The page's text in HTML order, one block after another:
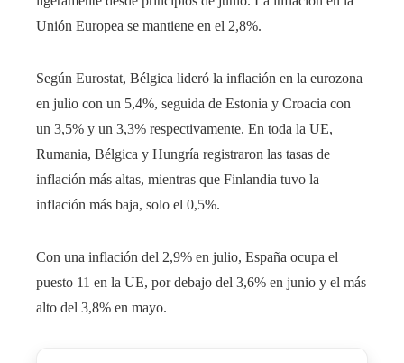
Unión Europea se mantiene en el 2,8%.
Según Eurostat, Bélgica lideró la inflación en la eurozona
en julio con un 5,4%, seguida de Estonia y Croacia con
un 3,5% y un 3,3% respectivamente. En toda la UE,
Rumania, Bélgica y Hungría registraron las tasas de
inflación más altas, mientras que Finlandia tuvo la
inflación más baja, solo el 0,5%.
Con una inflación del 2,9% en julio, España ocupa el
puesto 11 en la UE, por debajo del 3,6% en junio y el más
alto del 3,8% en mayo.